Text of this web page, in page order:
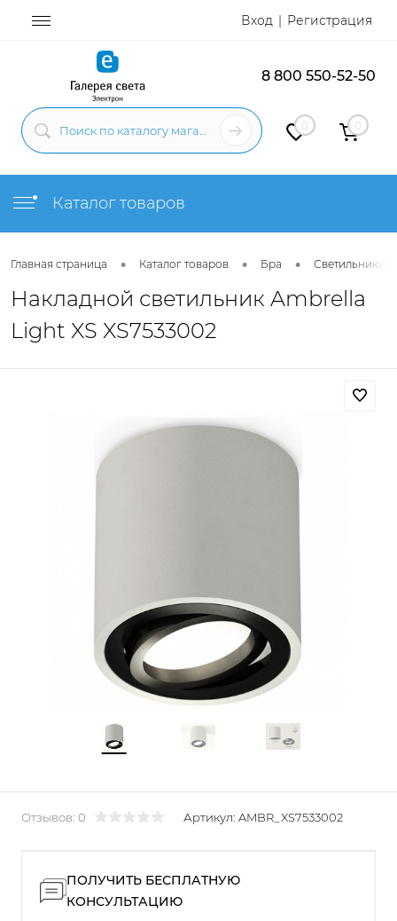
Вход Регистрация
8 800 550-52-50
0 0
Каталог товаров
Главная страница • Каталог товаров • Бра • Светильники
Накладной светильник Ambrella
Light XS XS7533002
Отзывов: 0 Артикул: AMBR_XS7533002
ПОЛУЧИТЬ БЕСПЛАТНУЮ
КОНСУЛЬТАЦИЮ